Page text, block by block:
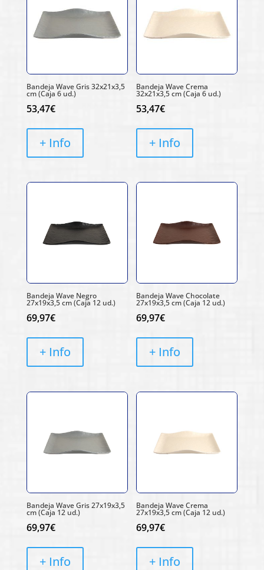
Bandeja Wave Gris 32x21x3,5
cm (Caja 6 ud.)
53,47€
+ Info
Bandeja Wave Crema
32x21x3,5 cm (Caja 6 ud.)
53,47€
+ Info
Bandeja Wave Negro
27x19x3,5 cm (Caja 12 ud.)
69,97€
+ Info
Bandeja Wave Chocolate
27x19x3,5 cm (Caja 12 ud.)
69,97€
+ Info
Bandeja Wave Gris 27x19x3,5
cm (Caja 12 ud.)
69,97€
+ Info
Bandeja Wave Crema
27x19x3,5 cm (Caja 12 ud.)
69,97€
+ Info